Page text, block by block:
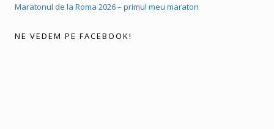
Maratonul de la Roma 2026 – primul meu maraton
NE VEDEM PE FACEBOOK!